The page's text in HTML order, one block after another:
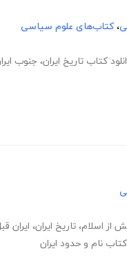
، کتاب‌های علوم سیاسی
کتاب تاریخ ایران، جنوب
از اسلام، تاریخ ایران، ایران